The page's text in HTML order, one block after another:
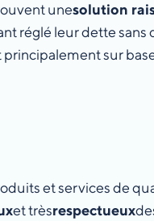
unesolution
réglé leur dette sans
sur
et services de
et trèsrespectueux